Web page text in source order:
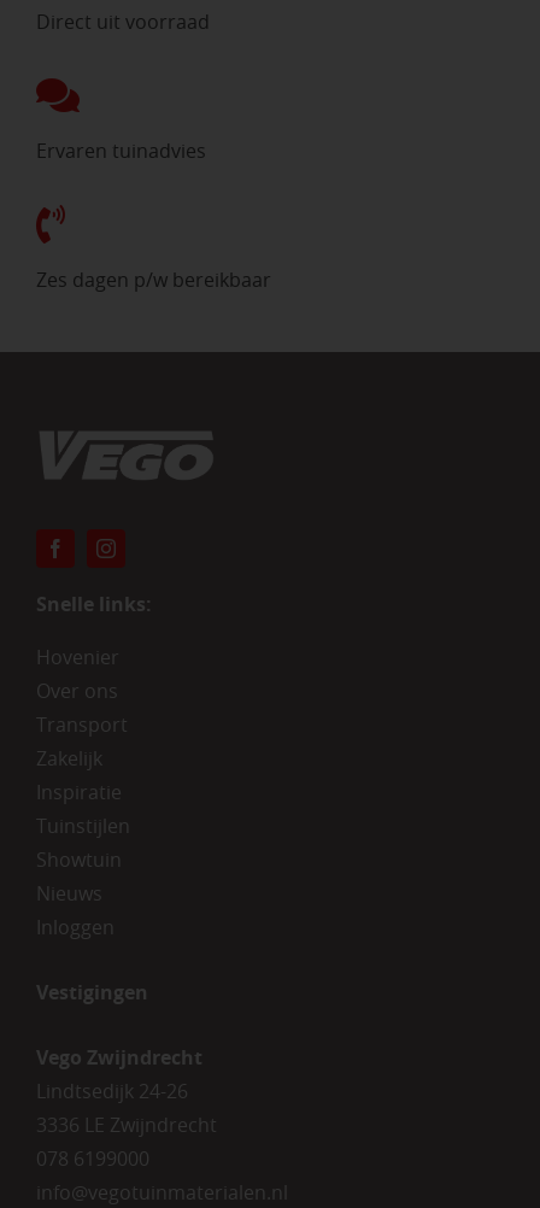
Direct uit voorraad
Ervaren tuinadvies
Zes dagen p/w bereikbaar
Snelle links:
Hovenier
Over ons
Transport
Zakelijk
Inspiratie
Tuinstijlen
Showtuin
Nieuws
Inloggen
Vestigingen
Vego Zwijndrecht
Lindtsedijk 24-26
3336 LE Zwijndrecht
078 6199000
info@vegotuinmaterialen.nl